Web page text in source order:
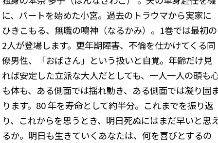
に、パートを始めた小宮。過去のトラウマから実家に
ひきこもる、無職の鳴神（なるかみ）。1巻では最初の
2人が登場します。更年期障害、不倫を仕かけてくる同
僚男性、「おばさん」という扱いと自覚。年齢だけ見
れば安定した立派な大人だとしても、一人一人の頭も
も体も、ある側面では揺れ動き、ある側面では凝り固
ります。80 年を寿命として約半分。これまでを振り返
り、これからを思うとき、明日死ぬにはまだ早いと思
るか。明日も生きていくあなたは、何を喜びとするの